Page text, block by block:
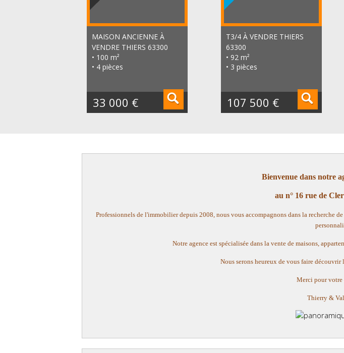
MAISON ANCIENNE À
VENDRE THIERS 63300
• 100 m²
• 4 pièces
33 000 €
T3/4 À VENDRE THIERS
63300
• 92 m²
• 3 pièces
107 500 €
Bienvenue dans notre
au n° 16 rue de
Professionnels de l'immobilier depuis 2008, nous vous accompagnons dans la recherche
Notre agence est spécialisée dans la vente de maisons,
Nous serons heureux de vous faire
Merci pour votre
Thierry &